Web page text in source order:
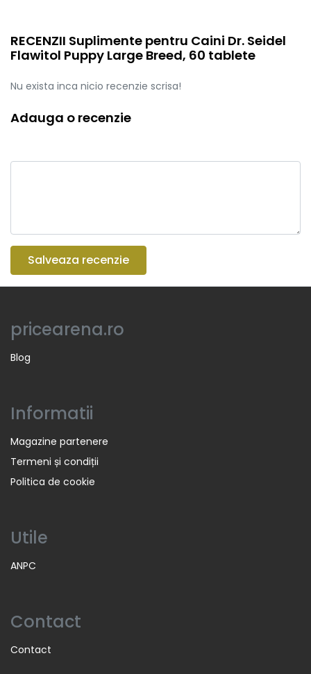
RECENZII Suplimente pentru Caini Dr. Seidel
Flawitol Puppy Large Breed, 60 tablete
Nu exista inca nicio recenzie scrisa!
Adauga o recenzie
Salveaza recenzie
pricearena.ro
Blog
Informatii
Magazine partenere
Termeni și condiții
Politica de cookie
Utile
ANPC
Contact
Contact